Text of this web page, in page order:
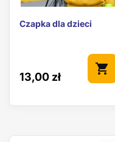
Czapka dla dzieci
13,00 zł
shopping_cart